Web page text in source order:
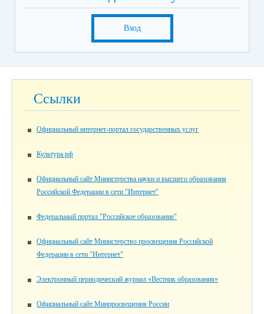
Вход
Ссылки
Официальный интернет-портал государственных услуг
Культура.рф
Официальный сайт Министерства науки и высшего образования
Российской Федерации в сети "Интернет"
Федеральный портал "Российское образование"
Официальный сайт Министерство просвещения Российской
Федерации в сети "Интернет"
Электронный периодический журнал «Вестник образования»
Официальный сайт Минпросвещения России